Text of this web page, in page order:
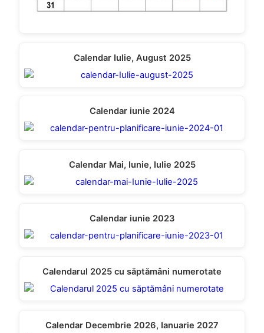
Calendar Iulie, August 2025
Calendar iunie 2024
Calendar Mai, Iunie, Iulie 2025
Calendar iunie 2023
Calendarul 2025 cu săptămâni numerotate
Calendar Decembrie 2026, Ianuarie 2027